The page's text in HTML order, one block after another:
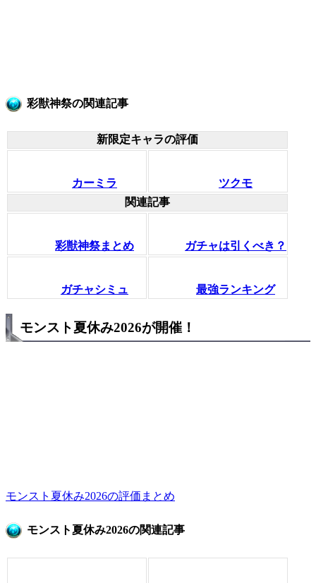
彩獣神祭の関連記事
新限定キャラの評価
カーミラ
ツクモ
関連記事
彩獣神祭まとめ ガチャは引くべき？
ガチャシミュ 最強ランキング
モンスト夏休み2026が開催！
モンスト夏休み2026の評価まとめ
モンスト夏休み2026の関連記事